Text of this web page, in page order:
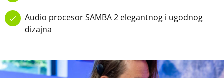
Audio procesor SAMBA 2 elegantnog i ugodnog
dizajna